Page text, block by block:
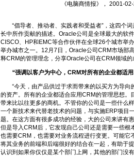
《电脑商情报》， 2001-
“倡导者、推动者、实践者和受益者”，这四个词
长中所作贡献的描述。Oracle公司是全球最大的软
CISCO、HP和EMC等合作伙伴在全球26个城市举
举办城市之一。12月7日，Oracle公司CRM市场部
释CRM的管理理念，分享Oracle公司在CRM领域
“强调以客户为中心，CRM对所有的企业都适
“今天，由产品供过于求而带来的以买方为导向
的资产。所有的企业都适合应用CRM的管理思想
带来比以往更多的商机。不管你的公司是一些什么
一个新技术来代替老技术的问题，与实施ERP项目
题。在这方面有很多成功的经验，大的公司来讲有
但是导入CRM后，它发现自己公司还是需要一些
也需要CRM，也需要对业务流程进行变更。可能
将其业务的前端和后端很好的结合在一起，有助于
认识到如果你仅仅是某个部门上网，其他的部门没